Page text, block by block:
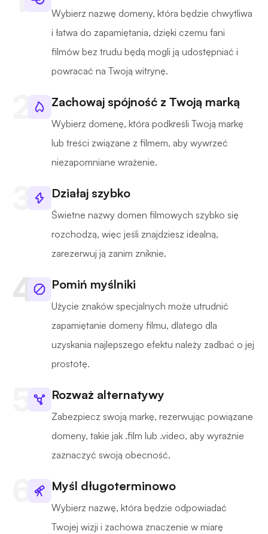
Wybierz nazwę domeny, która będzie chwytliwa
i łatwa do zapamiętania, dzięki czemu fani
filmów bez trudu będą mogli ją udostępniać i
powracać na Twoją witrynę.
Zachowaj spójność z Twoją marką
Wybierz domenę, która podkreśli Twoją markę
lub treści związane z filmem, aby wywrzeć
niezapomniane wrażenie.
Działaj szybko
Świetne nazwy domen filmowych szybko się
rozchodzą, więc jeśli znajdziesz idealną,
zarezerwuj ją zanim zniknie.
Pomiń myślniki
Użycie znaków specjalnych może utrudnić
zapamiętanie domeny filmu, dlatego dla
uzyskania najlepszego efektu należy zadbać o jej
prostotę.
Rozważ alternatywy
Zabezpiecz swoją markę, rezerwując powiązane
domeny, takie jak .film lub .video, aby wyraźnie
zaznaczyć swoją obecność.
Myśl długoterminowo
Wybierz nazwę, która będzie odpowiadać
Twojej wizji i zachowa znaczenie w miarę